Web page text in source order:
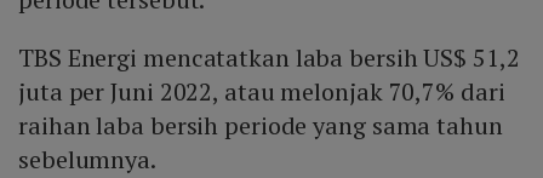
TBS Energi mencatatkan laba bersih US$ 51,2
juta per Juni 2022, atau melonjak 70,7% dari
raihan laba bersih periode yang sama tahun
sebelumnya.